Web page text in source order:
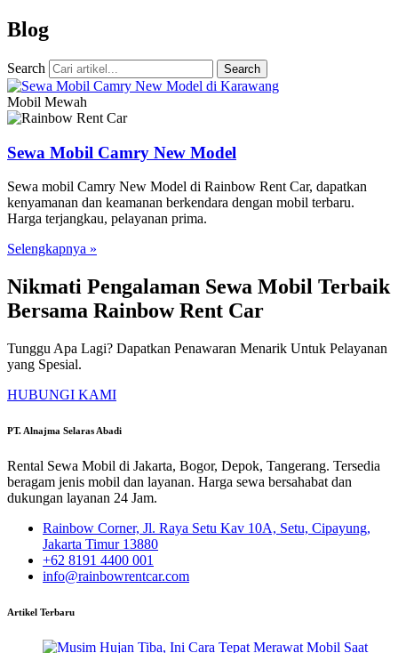
Blog
Search Search
Mobil Mewah
Sewa Mobil Camry New Model
Sewa mobil Camry New Model di Rainbow Rent Car, dapatkan
kenyamanan dan keamanan berkendara dengan mobil terbaru.
Harga terjangkau, pelayanan prima.
Selengkapnya »
Nikmati Pengalaman Sewa Mobil Terbaik
Bersama Rainbow Rent Car
Tunggu Apa Lagi? Dapatkan Penawaran Menarik Untuk Pelayanan
yang Spesial.
HUBUNGI KAMI
PT. Alnajma Selaras Abadi
Rental Sewa Mobil di Jakarta, Bogor, Depok, Tangerang. Tersedia
beragam jenis mobil dan layanan. Harga sewa bersahabat dan
dukungan layanan 24 Jam.
Rainbow Corner, Jl. Raya Setu Kav 10A, Setu, Cipayung,
Jakarta Timur 13880
+62 8191 4400 001
info@rainbowrentcar.com
Artikel Terbaru